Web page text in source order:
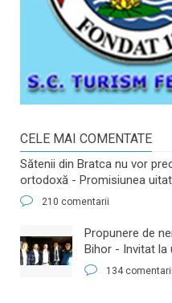
CELE MAI COMENTATE
Sătenii din Bratca nu vor
ortodoxă - Promisiunea
210 comentarii
​Propunere de
Bihor - Invitat la
134 comentarii